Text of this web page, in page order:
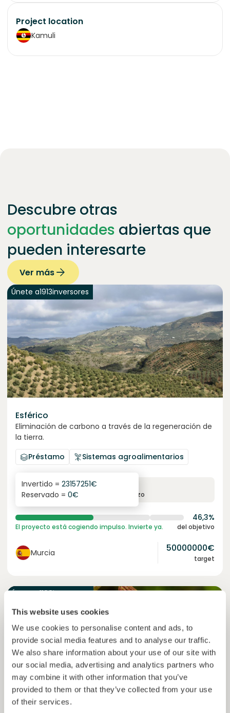
This website uses cookies
We use cookies to personalise content and ads, to
provide social media features and to analyse our traffic.
We also share information about your use of our site with
our social media, advertising and analytics partners who
may combine it with other information that you’ve
provided to them or that they’ve collected from your use
of their services.
Project location
Kamuli
Descubre otras
oportunidades abiertas que
pueden interesarte
Ver más
Únete a1913inversores
Esférico
Eliminación de carbono a través de la regeneración de
la tierra.
Préstamo
Sistemas agroalimentarios
6.3%
interés anual plazo
Invertido = 23157251€
Reservado = 0€
46,3%
El proyecto está cogiendo impulso. Invierte ya. del objetivo
Murcia 50000000€
target
Únete a1188inversores